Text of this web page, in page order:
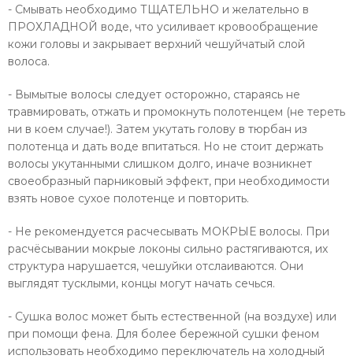
- Смывать необходимо ТЩАТЕЛЬНО и желательно в
ПРОХЛАДНОЙ воде, что усиливает кровообращение
кожи головы и закрывает верхний чешуйчатый слой
волоса.
- Вымытые волосы следует осторожно, стараясь не
травмировать, отжать и промокнуть полотенцем (не тереть
ни в коем случае!). Затем укутать голову в тюрбан из
полотенца и дать воде впитаться. Но не стоит держать
волосы укутанными слишком долго, иначе возникнет
своеобразный парниковый эффект, при необходимости
взять новое сухое полотенце и повторить.
- Не рекомендуется расчесывать МОКРЫЕ волосы. При
расчёсывании мокрые локоны сильно растягиваются, их
структура нарушается, чешуйки отслаиваются. Они
выглядят тусклыми, концы могут начать сечься.
- Сушка волос может быть естественной (на воздухе) или
при помощи фена. Для более бережной сушки феном
использовать необходимо переключатель на холодный